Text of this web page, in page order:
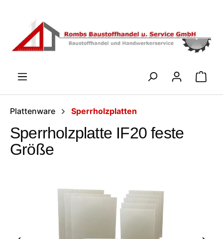
Plattenware Sperrholzplatten
Sperrholzplatte IF20 feste
Größe